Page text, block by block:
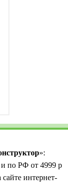
»:
по РФ от 4999 р
сайте интернет-